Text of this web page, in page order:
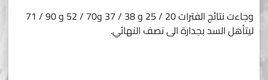
وجاءت نتائج الفترات 20 / 25 و 38 / 37 و70 / 52 و 90 / 71
ليتأهل السد بجدارة الى نصف النهائي.